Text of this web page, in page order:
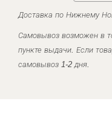
Доставка по Нижнему
Самовывоз возможен в
пункте выдачи. Если
самовывоз 1-2 дня.